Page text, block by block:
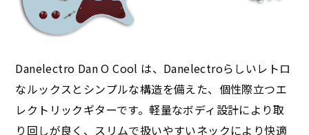
Danelectro Dan O Cool は、Danelectroらしいレトロ
なルックスとシンプルな構造を備えた、個性際立つエ
レクトリックギターです。軽量なボディ設計により取
り回しが良く、スリムで扱いやすいネックにより快適